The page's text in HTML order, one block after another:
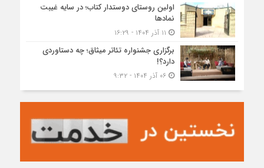
اولین روستای دوستدار کتاب؛ در سایه غیبت
نمادها
برگزاری جشنواره تئاتر میثاق؛ چه دستاوردی
دارد؟!
۰۶ آذر ۱۴۰۴ - ۹:۳۲